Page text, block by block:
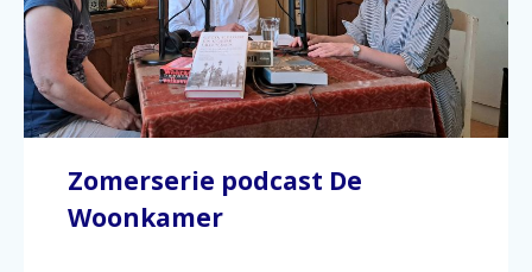
Zomerserie podcast De
Woonkamer